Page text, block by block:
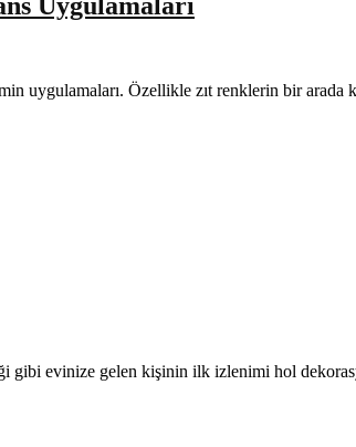
Uygulamaları
uygulamaları. Özellikle zıt renklerin bir
evinize gelen kişinin ilk izlenimi hol